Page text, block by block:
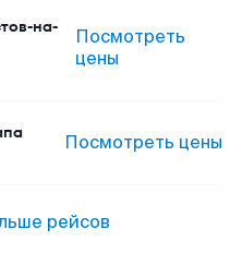
на-
Посмотреть
цены
Посмотреть цены
рейсов